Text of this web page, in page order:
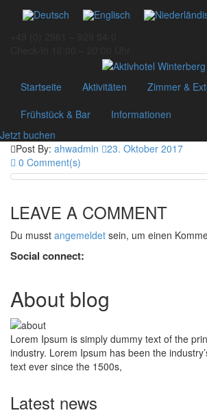
Startseite Aktivitäten
Zimmer &
Frühstück & Bar
Informationen
Jetzt buchen
About blog
Lorem Ipsum is simply dummy text of the
industry. Lorem Ipsum has been the
text ever since the 1500s,
Latest news
Post By: ahwadmin
23. Oktober 2017
0 Comment(s)
LEAVE A COMMENT
Du musst angemeldet sein, um einen
Social connect: